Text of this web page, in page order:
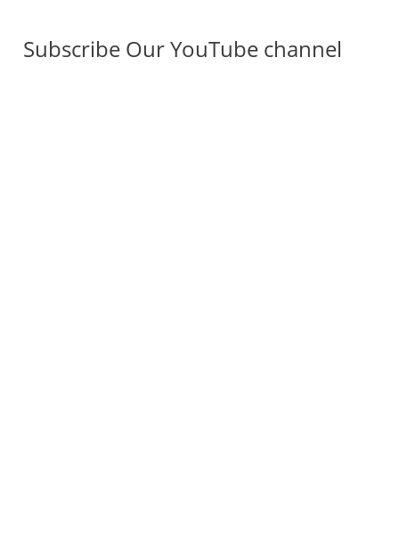
Subscribe Our YouTube channel